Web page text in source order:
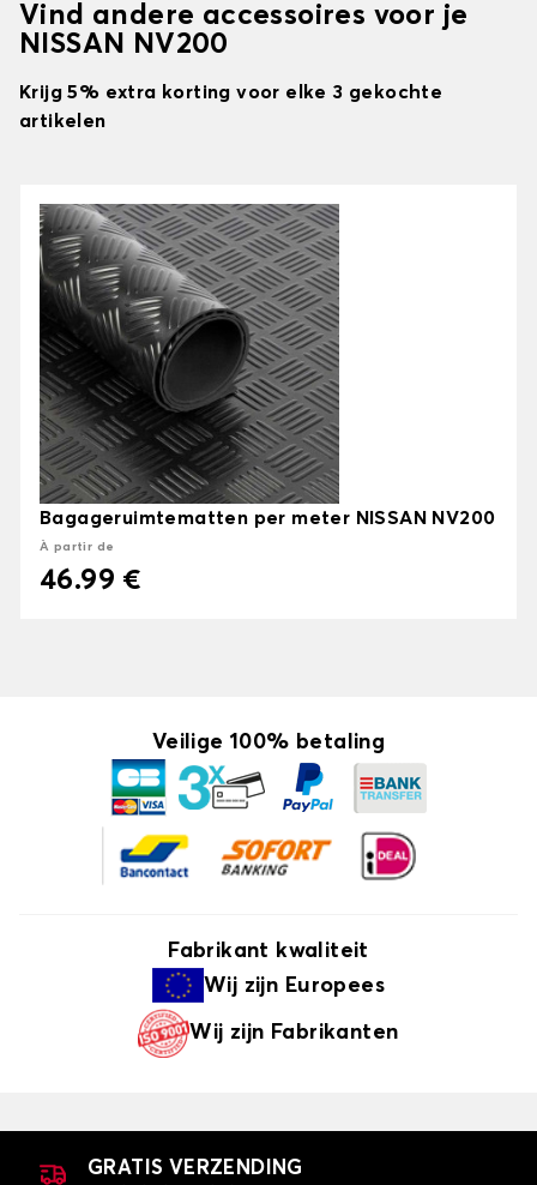
Vind andere accessoires voor je
NISSAN NV200
Krijg 5% extra korting voor elke 3 gekochte
artikelen
Bagageruimtematten per meter NISSAN NV200
À partir de
46.99 €
Veilige 100% betaling
Fabrikant kwaliteit
Wij zijn Europees
Wij zijn Fabrikanten
GRATIS VERZENDING